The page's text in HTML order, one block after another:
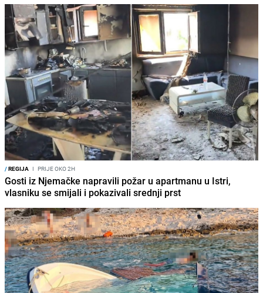
/REGIJA I PRIJE OKO 2H
Gosti iz Njemačke napravili požar u apartmanu u Istri,
vlasniku se smijali i pokazivali srednji prst